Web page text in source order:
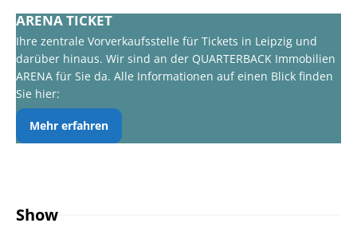
ARENA TICKET
Ihre zentrale Vorverkaufsstelle für Tickets in Leipzig und
darüber hinaus. Wir sind an der QUARTERBACK Immobilien
ARENA für Sie da. Alle Informationen auf einen Blick finden
Sie hier:
Mehr erfahren
Show